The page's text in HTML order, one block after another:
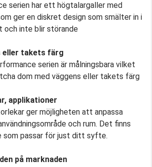
serien har ett högtalargaller med
ger en diskret design som smälter in i
och inte blir störande
eller takets färg
serien är målningsbara vilket
dom med väggens eller takets färg
applikationer
ger möjligheten att anpassa
och rum. Det finns
som passar för just ditt syfte.
på marknaden